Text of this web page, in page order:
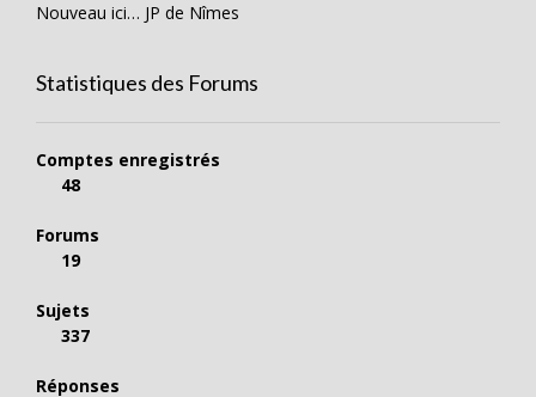
Nouveau ici… JP de Nîmes
Statistiques des Forums
Comptes enregistrés
48
Forums
19
Sujets
337
Réponses